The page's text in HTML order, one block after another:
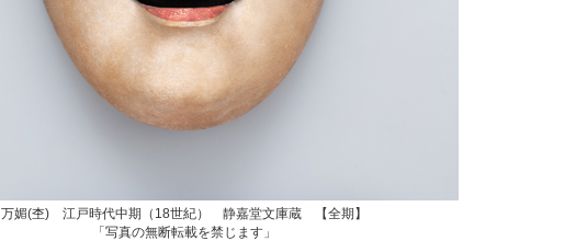
万媚(杢) 江戸時代中期（18世紀） 静嘉堂文庫蔵 【全期】
「写真の無断転載を禁じます」